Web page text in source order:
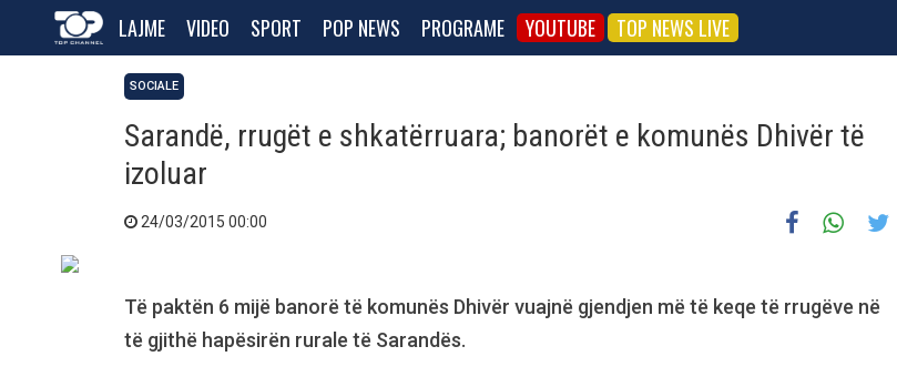
LAJME VIDEO SPORT POP NEWS PROGRAME YOUTUBE TOP NEWS LIVE
SOCIALE
Sarandë, rrugët e shkatërruara; banorët e komunës Dhivër të
izoluar
24/03/2015 00:00
Të paktën 6 mijë banorë të komunës Dhivër vuajnë gjendjen më të keqe të rrugëve në
të gjithë hapësirën rurale të Sarandës.